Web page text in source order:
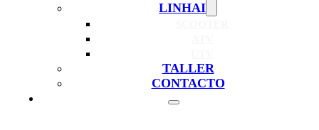
LINHAI
TALLER
CONTACTO